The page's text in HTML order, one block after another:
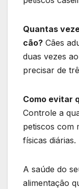
Quantas
cão? Cães
duas vezes
precisar de
Como evitar
Controle a
petiscos com
físicas diárias.
A saúde do
alimentação